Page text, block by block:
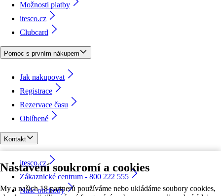
Nastavení soukromí a cookies
My a našich 18 partnerů používáme nebo ukládáme soubory cookies,
Možnosti platby
itesco.cz
Clubcard
Pomoc s prvním nákupem
Jak nakupovat
Registrace
Rezervace času
Oblíbené
Kontakt
itesco.cz
Zákaznické centrum - 800 222 555
Naše obchody